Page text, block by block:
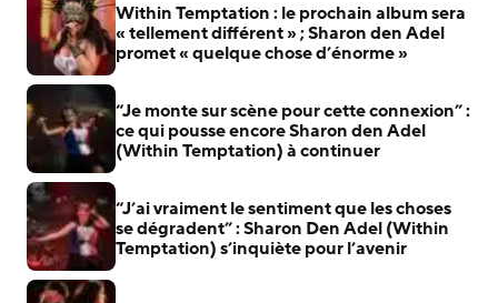
Within Temptation : le prochain album sera
« tellement différent » ; Sharon den Adel
promet « quelque chose d’énorme »
“Je monte sur scène pour cette connexion” :
ce qui pousse encore Sharon den Adel
(Within Temptation) à continuer
“J’ai vraiment le sentiment que les choses
se dégradent” : Sharon Den Adel (Within
Temptation) s’inquiète pour l’avenir